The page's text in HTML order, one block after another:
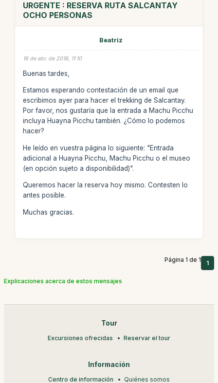
URGENTE : RESERVA RUTA SALCANTAY
OCHO PERSONAS
Beatriz
18 de abr. de 2018, 11:10
Buenas tardes,
Estamos esperando contestación de un email que
escribimos ayer para hacer el trekking de Salcantay.
Por favor, nos gustaría que la entrada a Machu Picchu
incluya Huayna Picchu también. ¿Cómo lo podemos
hacer?
He leído en vuestra página lo siguiente: "Entrada
adicional a Huayna Picchu, Machu Picchu o el museo
(en opción sujeto a disponibilidad)".
Queremos hacer la reserva hoy mismo. Contesten lo
antes posible.
Muchas gracias.
Página 1 de 1 1
Explicaciones acerca de estos mensajes
Tour
Excursiones ofrecidas Reservar el tour
Información
Centro de información Quiénes somos